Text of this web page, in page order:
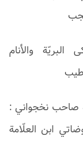
البريّة والأنام
صاحب نخجواني :
ابن العلّامة